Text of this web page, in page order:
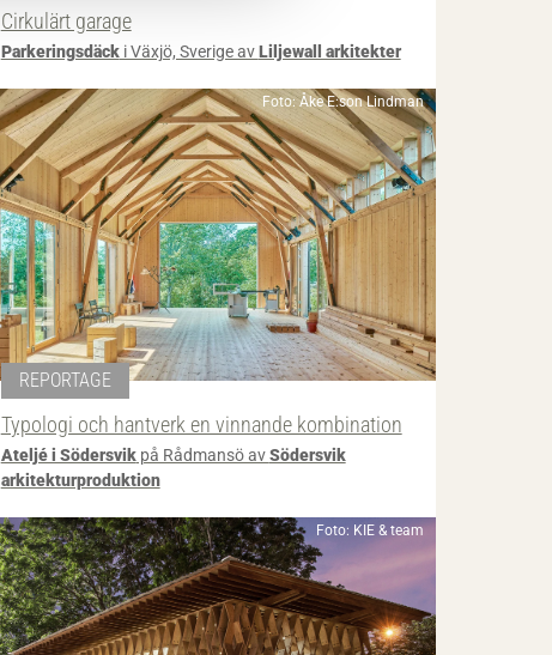
Cirkulärt garage
Parkeringsdäcki Växjö, Sverige avLiljewall arkitekter
Foto: Åke E:son Lindman
REPORTAGE
Typologi och hantverk en vinnande kombination
Ateljé i Södersvikpå Rådmansö avSödersvik
arkitekturproduktion
Foto: KIE & team